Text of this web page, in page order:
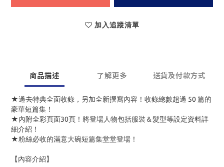
加入追蹤清單
商品描述 了解更多 送貨及付款方式
★過去特典全面收錄，另加全新撰寫內容！收錄總數超過 50 篇的
豪華短篇集！
★內附全彩頁面30頁！將登場人物包括服裝＆髮型等設定資料詳
細介紹！
★粉絲必收的滿意大碗短篇集堂堂登場！
【內容介紹】